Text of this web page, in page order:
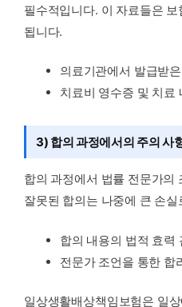
필수적입니다. 이 자료들은
됩니다.
의료기관에서 발급받
치료비 영수증 및 치료
3) 합의 과정에서의 주의 사
합의 과정에서 법률 전문가의
잘못된 합의는 나중에 큰 손
합의 내용의 법적 효력
전문가 조언을 통한 합
일상생활배상책임보험은 일